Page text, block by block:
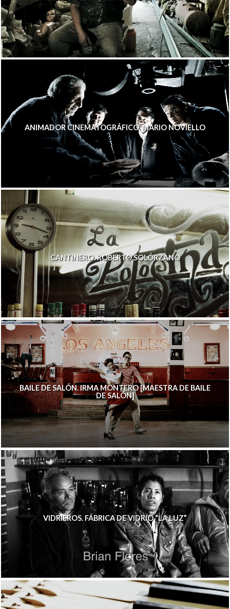
ANIMADOR CINEMATOGRÁFICO. MARIO NOVIELLO
CANTINERO. ROBERTO SOLÓRZANO
BAILE DE SALÓN. IRMA MONTERO [MAESTRA DE BAILE
DE SALÓN]
VIDRIEROS. FÁBRICA DE VIDRIO “LA LUZ”